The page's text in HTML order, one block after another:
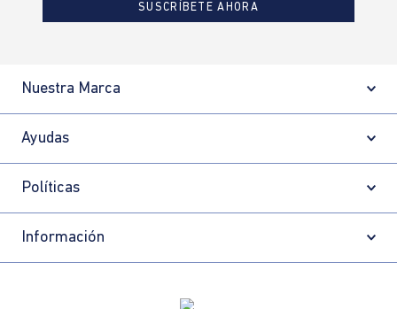
SUSCRÍBETE AHORA
Nuestra Marca
Ayudas
Políticas
Información